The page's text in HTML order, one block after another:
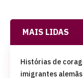
MAIS LIDAS
Histórias de
imigrantes